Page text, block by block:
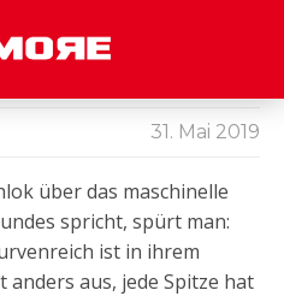
eine
sich.
die
der
31. Mai 2019
über das maschinelle
spricht, spürt man:
ist in ihrem
anders aus, jede Spitze hat